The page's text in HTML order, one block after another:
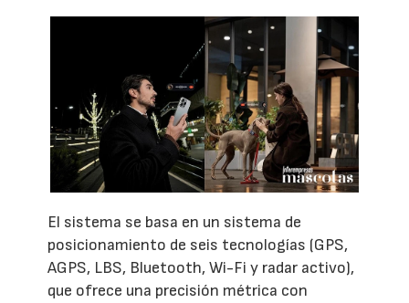
El sistema se basa en un sistema de
posicionamiento de seis tecnologías (GPS,
AGPS, LBS, Bluetooth, Wi-Fi y radar activo),
que ofrece una precisión métrica con